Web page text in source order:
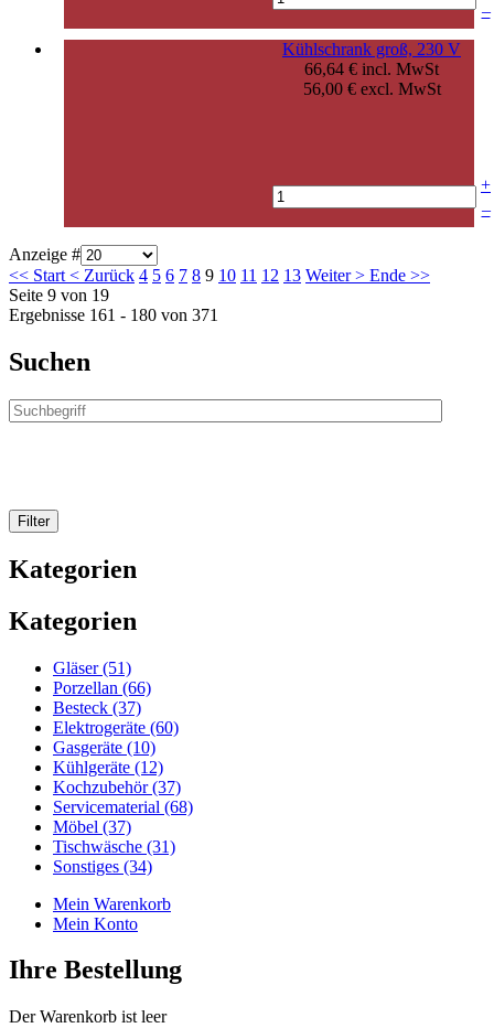
–
Kühlschrank groß, 230 V
66,64 € incl. MwSt
56,00 € excl. MwSt
+
–
Anzeige #
<< Start < Zurück 4 5 6 7 8 9 10 11 12 13 Weiter> Ende >>
Seite 9 von 19
Ergebnisse 161 - 180 von 371
Suchen
Kategorien
Kategorien
Gläser (51)
Porzellan (66)
Besteck (37)
Elektrogeräte (60)
Gasgeräte (10)
Kühlgeräte (12)
Kochzubehör (37)
Servicematerial (68)
Möbel (37)
Tischwäsche (31)
Sonstiges (34)
Mein Warenkorb
Mein Konto
Ihre Bestellung
Der Warenkorb ist leer